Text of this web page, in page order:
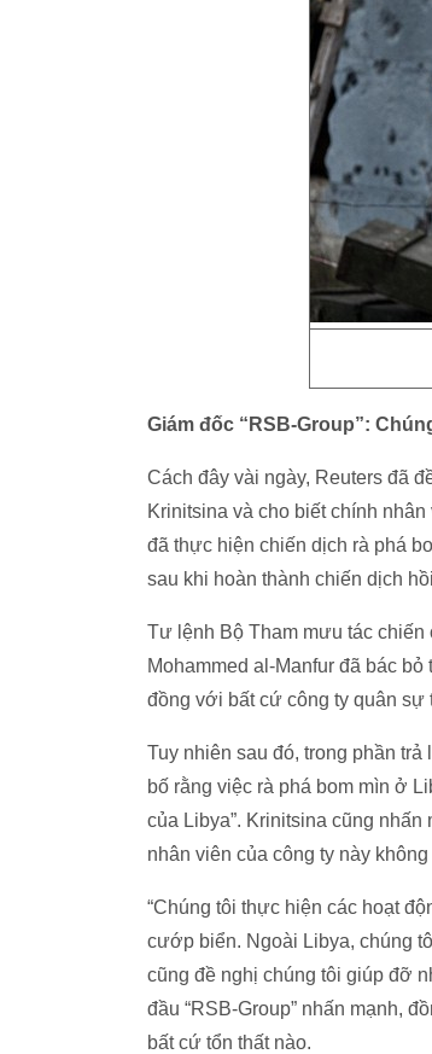
Giám đốc “RSB-Group”:
Cách đây vài ngày, Reuters đã
Krinitsina và cho biết chính
đã thực hiện chiến dịch rà phá
sau khi hoàn thành chiến dịch
Tư lệnh Bộ Tham mưu tác
Mohammed al-Manfur đã bác
đồng với bất cứ công ty quân sự
Tuy nhiên sau đó, trong phần
bố rằng việc rà phá bom mìn ở
của Libya”. Krinitsina cũng
nhân viên của công ty này
“Chúng tôi thực hiện các hoạt
cướp biển. Ngoài Libya, chúng
cũng đề nghị chúng tôi giúp đỡ
đầu “RSB-Group” nhấn mạnh,
bất cứ tổn thất nào.